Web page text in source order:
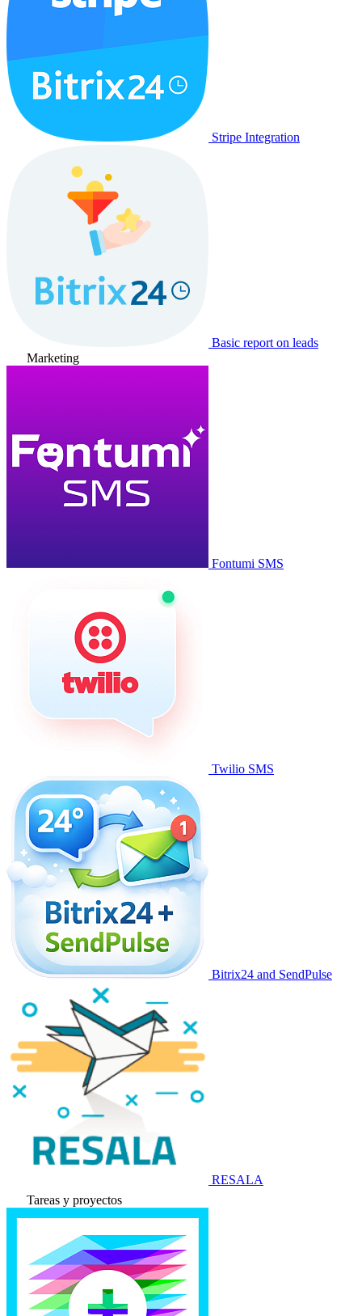
Stripe Integration
Basic report on leads
Marketing
Fontumi SMS
Twilio SMS
Bitrix24 and SendPulse
RESALA
Tareas y proyectos